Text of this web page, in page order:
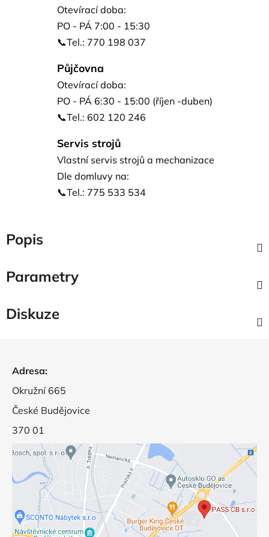
Otevírací doba:
PO - PÁ 7:00 - 15:30
📞Tel.: 770 198 037
Půjčovna
Otevírací doba:
PO - PÁ 6:30 - 15:00 (říjen -duben)
📞Tel.: 602 120 246
Servis strojů
Vlastní servis strojů a mechanizace
Dle domluvy na:
📞Tel.: 775 533 534
Popis
Parametry
Diskuze
Adresa:
Okružní 665
České Budějovice
370 01